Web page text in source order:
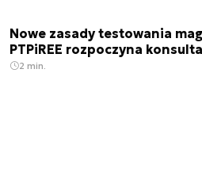
Nowe zasady testowania
PTPiREE rozpoczyna
2 min.